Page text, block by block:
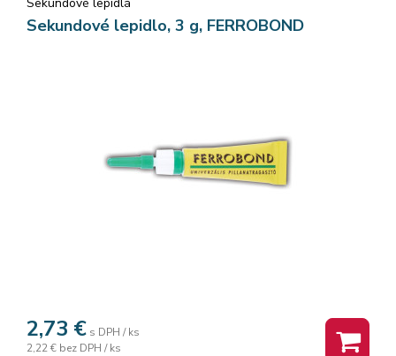
Sekundové lepidlo, 3 g, FERROBOND
2,73 € s DPH / ks
2,22 € bez DPH / ks